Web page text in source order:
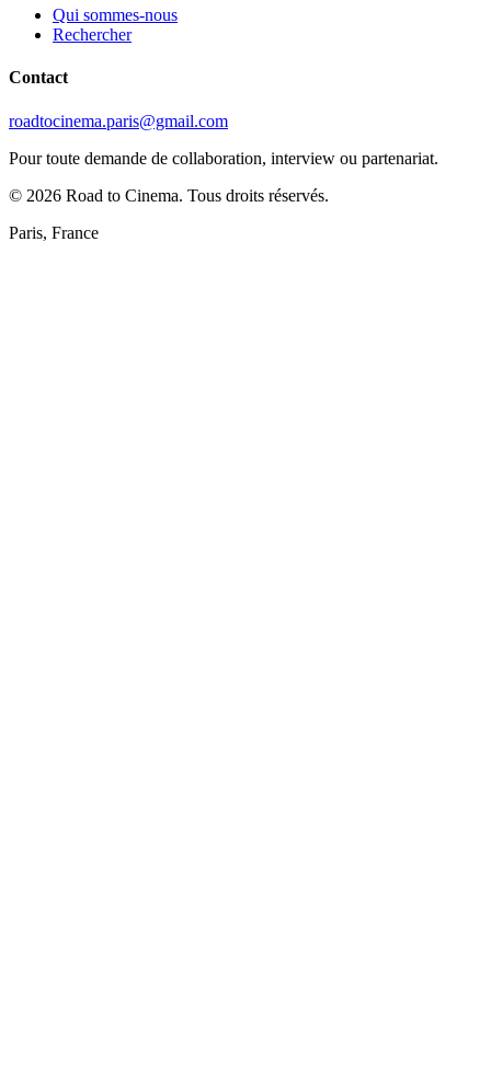
Qui sommes-nous
Rechercher
Contact
roadtocinema.paris@gmail.com
Pour toute demande de collaboration, interview ou partenariat.
© 2026 Road to Cinema. Tous droits réservés.
Paris, France